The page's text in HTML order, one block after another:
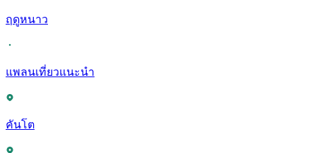
ฤดูหนาว
แพลนเที่ยวแนะนำ
คันโต